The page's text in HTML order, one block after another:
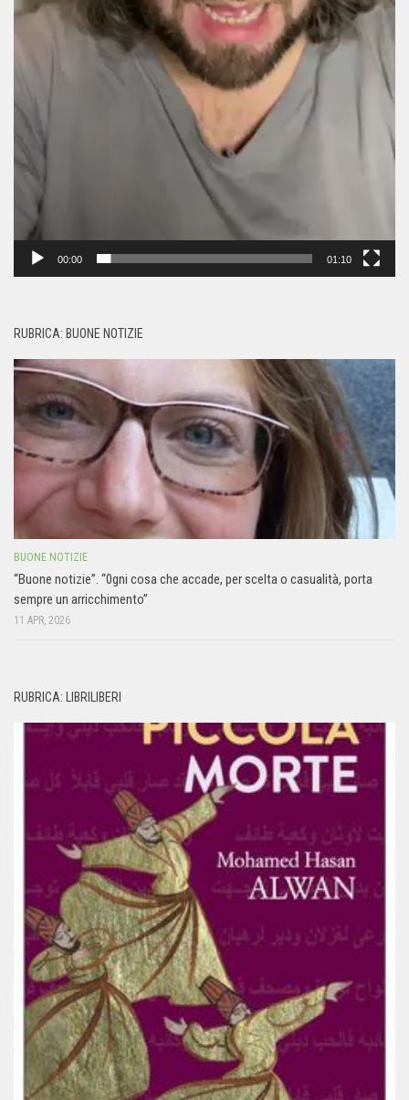
00:00 01:10
RUBRICA: BUONE NOTIZIE
BUONE NOTIZIE
“Buone notizie”. “0gni cosa che accade, per scelta o casualità, porta
sempre un arricchimento”
11 APR, 2026
RUBRICA: LIBRILIBERI